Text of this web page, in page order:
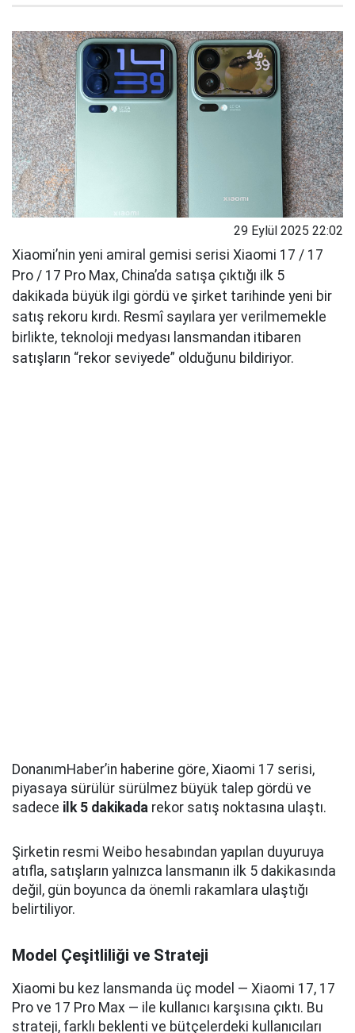
29 Eylül 2025 22:02
Xiaomi’nin yeni amiral gemisi serisi Xiaomi 17 / 17
Pro / 17 Pro Max, China’da satışa çıktığı ilk 5
dakikada büyük ilgi gördü ve şirket tarihinde yeni bir
satış rekoru kırdı. Resmî sayılara yer verilmemekle
birlikte, teknoloji medyası lansmandan itibaren
satışların “rekor seviyede” olduğunu bildiriyor.
DonanımHaber’in haberine göre, Xiaomi 17 serisi,
piyasaya sürülür sürülmez büyük talep gördü ve
sadece ilk 5 dakikada rekor satış noktasına ulaştı.
Şirketin resmi Weibo hesabından yapılan duyuruya
atıfla, satışların yalnızca lansmanın ilk 5 dakikasında
değil, gün boyunca da önemli rakamlara ulaştığı
belirtiliyor.
Model Çeşitliliği ve Strateji
Xiaomi bu kez lansmanda üç model — Xiaomi 17, 17
Pro ve 17 Pro Max — ile kullanıcı karşısına çıktı. Bu
strateji, farklı beklenti ve bütçelerdeki kullanıcıları